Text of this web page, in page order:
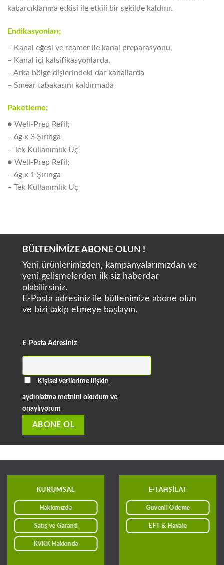
kabarcıklanma etkisi ile etkili bir şekilde kaldırır.
Endikasyonları;
– Kanal eğesi ve reamer ile kanal preparasyonu,
– Kanal içi kalsifikasyonlarda,
– Arka bölge dişlerindeki dar kanallarda
– Smear tabakasını kaldırmada
Paketleme;
● Well-Prep Refil;
– 6g x 3 Şırınga
– Tek Kullanımlık Uç
● Well-Prep Refil;
– 6g x 1 Şırınga
– Tek Kullanımlık Uç
BÜLTENİMİZE ABONE OLUN !
Yeni ürünlerimizden, kampanyalarımızdan ve
yeni gelişmelerden ilk siz haberdar
olabilirsiniz.
E-Posta adresiniz ile bültenimize abone olun
ve bizi takip etmeye başlayın.
E-Posta Adresiniz
Kişisel verilerime ilişkin
aydınlatma metnini okudum ve
onaylıyorum
KURUMSAL
Hakkımızda
Satış ve Garanti
KVKK Hakkında
E-TAHSILAT
Güvenli Ödeme
EFT & Havale